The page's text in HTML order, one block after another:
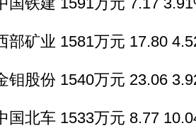
矿业 1581万元 17.80
股份 1540万元 23.06
北车 1533万元 8.77